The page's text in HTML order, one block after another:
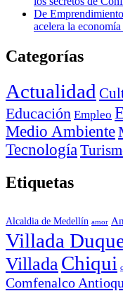
De
acelera la
Categorías
Actualidad
Educación Empleo
Medio Ambiente
Tecnología
Etiquetas
Alcaldia de Medellín amor
Villada
Villada Chiqui
Comfenalco